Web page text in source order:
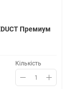
Премиум
Кількість